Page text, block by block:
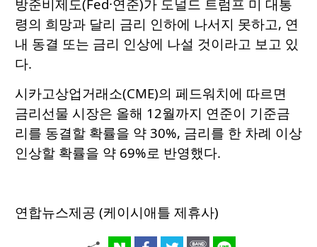
방준비제도(Fed·연준)가 도널드 트럼프 미 대통
령의 희망과 달리 금리 인하에 나서지 못하고, 연
내 동결 또는 금리 인상에 나설 것이라고 보고 있
다.
시카고상업거래소(CME)의 페드워치에 따르면
금리선물 시장은 올해 12월까지 연준이 기준금
리를 동결할 확률을 약 30%, 금리를 한 차례 이상
인상할 확률을 약 69%로 반영했다.
연합뉴스제공 (케이시애틀 제휴사)